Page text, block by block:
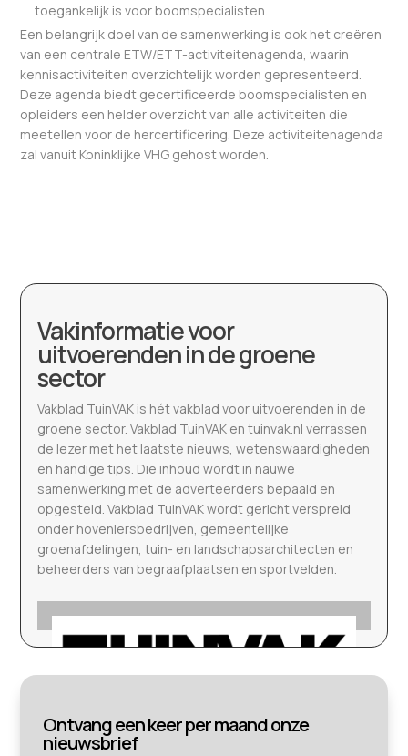
toegankelijk is voor boomspecialisten.
Een belangrijk doel van de samenwerking is ook het creëren
van een centrale ETW/ETT-activiteitenagenda, waarin
kennisactiviteiten overzichtelijk worden gepresenteerd.
Deze agenda biedt gecertificeerde boomspecialisten en
opleiders een helder overzicht van alle activiteiten die
meetellen voor de hercertificering. Deze activiteitenagenda
zal vanuit Koninklijke VHG gehost worden.
Vakinformatie voor
uitvoerenden in de groene
sector
Vakblad TuinVAK is hét vakblad voor uitvoerenden in de
groene sector. Vakblad TuinVAK en tuinvak.nl verrassen
de lezer met het laatste nieuws, wetenswaardigheden
en handige tips. Die inhoud wordt in nauwe
samenwerking met de adverteerders bepaald en
opgesteld. Vakblad TuinVAK wordt gericht verspreid
onder hoveniersbedrijven, gemeentelijke
groenafdelingen, tuin- en landschapsarchitecten en
beheerders van begraafplaatsen en sportvelden.
Ontvang een keer per maand onze
nieuwsbrief